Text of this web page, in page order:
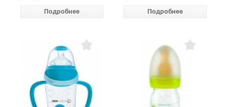
Подробнее Подробнее